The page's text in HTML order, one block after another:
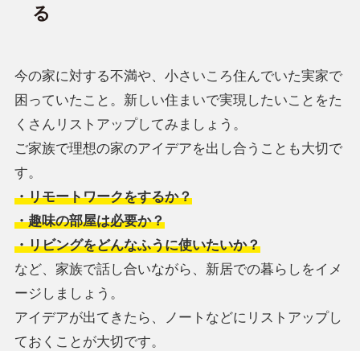
る
今の家に対する不満や、小さいころ住んでいた実家で
困っていたこと。新しい住まいで実現したいことをた
くさんリストアップしてみましょう。
ご家族で理想の家のアイデアを出し合うことも大切で
す。
・リモートワークをするか？
・趣味の部屋は必要か？
・リビングをどんなふうに使いたいか？
など、家族で話し合いながら、新居での暮らしをイメ
ージしましょう。
アイデアが出てきたら、ノートなどにリストアップし
ておくことが大切です。